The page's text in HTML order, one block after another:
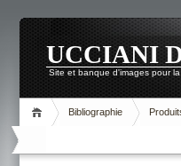
UCCIANI
Site et banque d'images pour
Bibliographie